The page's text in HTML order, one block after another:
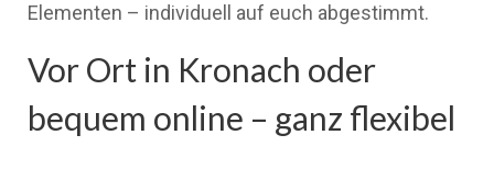
Elementen – individuell auf euch abgestimmt.
Vor Ort in Kronach oder
bequem online – ganz flexibel